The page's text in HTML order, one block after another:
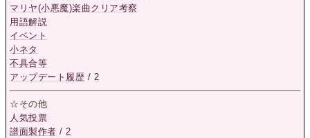
マリヤ(小悪魔)楽曲クリア考察
用語解説
イベント
小ネタ
不具合等
アップデート履歴 / 2
☆その他
人気投票
譜面製作者 /2